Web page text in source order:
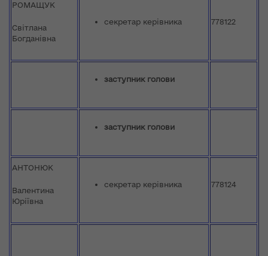
РОМАЩУК
Світлана
Богданівна
секретар керівника 778122
заступник голови
заступник голови
АНТОНЮК
Валентина
Юріївна
секретар керівника 778124